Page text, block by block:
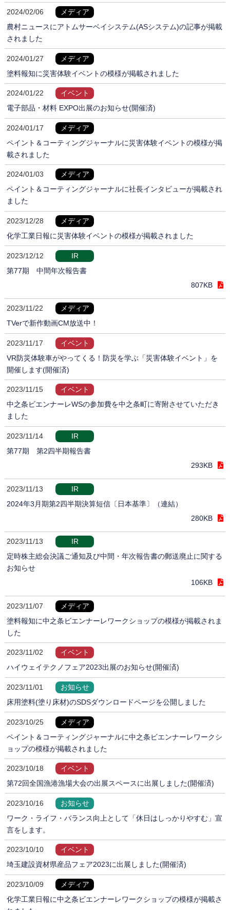
2024/02/06
メディア
農村ニュースにアトムサーベイシステム(ASシステム)の記事が掲載
されました
2024/01/27
メディア
塗料報知に災害体験イベントの模様が掲載されました
2024/01/22
イベント
電子部品・材料 EXPO出展のお知らせ(開催済)
2024/01/17
メディア
ペイント＆コーティングジャーナルに災害体験イベントの模様が掲
載されました
2024/01/03
メディア
ペイント＆コーティングジャーナルに社長インタビューが掲載され
ました
2023/12/28
メディア
化学工業日報に災害体験イベントの模様が掲載されました
2023/12/12
IR
第77期 中間年次報告書
807KB
2023/11/22
メディア
TVerで新作動画CM放送中！
2023/11/17
イベント
VR防災体験車がやってくる！防災を学ぶ「災害体験イベント」を
開催します(開催済)
2023/11/15
イベント
中之条ビエンナーレWSの参加費を中之条町に寄附させていただき
ました
2023/11/14
IR
第77期 第2四半期報告書
293KB
2023/11/13
IR
2024年3月期第2四半期決算短信〔日本基準〕（連結）
280KB
2023/11/13
IR
定時株主総会決議ご通知及び中間・年次報告書の郵送廃止に関する
お知らせ
106KB
2023/11/07
メディア
塗料報知に中之条ビエンナーレワークショップの模様が掲載されま
した
2023/11/02
イベント
ハイウェイテクノフェア2023出展のお知らせ(開催済)
2023/11/01
お知らせ
床用塗料(塗り床材)のSDSダウンロードページを公開しました
2023/10/25
メディア
ペイント＆コーティングジャーナルに中之条ビエンナーレワークシ
ョップの模様が掲載されました
2023/10/18
イベント
第72回全国漁港漁場大会の出展スペースに出展しました(開催済)
2023/10/16
お知らせ
ワーク・ライフ・バランス向上として「休日はしっかりやすむ」宣
言をします。
2023/10/10
イベント
埼玉建設資材県産品フェア2023に出展しました(開催済)
2023/10/09
メディア
化学工業日報に中之条ビエンナーレワークショップの模様が掲載さ